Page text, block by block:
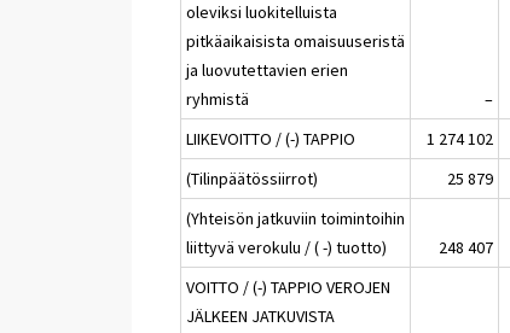
oleviksi luokitelluista
pitkäaikaisista omaisuuseristä
ja luovutettavien erien
ryhmistä
–
LIIKEVOITTO / (-) TAPPIO
1 274 102
(Tilinpäätössiirrot)
25 879
(Yhteisön jatkuviin toimintoihin
liittyvä verokulu / ( -) tuotto)
248 407
VOITTO / (-) TAPPIO VEROJEN
JÄLKEEN JATKUVISTA